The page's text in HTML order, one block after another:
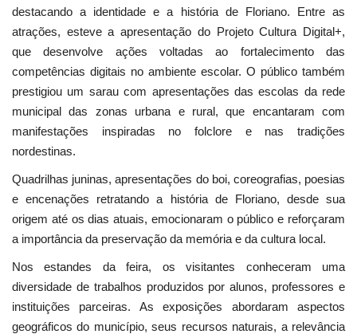
destacando a identidade e a história de Floriano. Entre as
atrações, esteve a apresentação do Projeto Cultura Digital+,
que desenvolve ações voltadas ao fortalecimento das
competências digitais no ambiente escolar. O público também
prestigiou um sarau com apresentações das escolas da rede
municipal das zonas urbana e rural, que encantaram com
manifestações inspiradas no folclore e nas tradições
nordestinas.
Quadrilhas juninas, apresentações do boi, coreografias, poesias
e encenações retratando a história de Floriano, desde sua
origem até os dias atuais, emocionaram o público e reforçaram
a importância da preservação da memória e da cultura local.
Nos estandes da feira, os visitantes conheceram uma
diversidade de trabalhos produzidos por alunos, professores e
instituições parceiras. As exposições abordaram aspectos
geográficos do município, seus recursos naturais, a relevância